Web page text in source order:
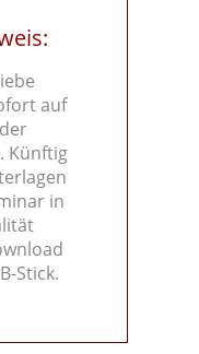
auf
Künftig
in
Stick.